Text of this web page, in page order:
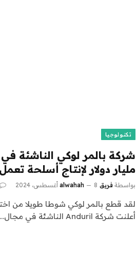
تكنولوجيا
مليار دولار لإنتاج أسلحة
بواسطة فريق alwahah 8 أغسطس، 2024
لقد قطع بالمر لوكي شوطا طويلا من
أعلنت شركة Anduril الناشئة في مجال…